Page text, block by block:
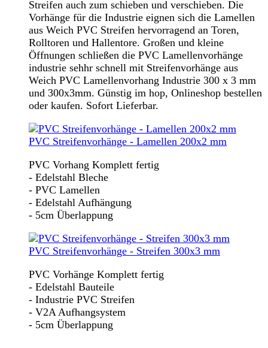
Streifen auch zum schieben und verschieben. Die
Vorhänge für die Industrie eignen sich die Lamellen
aus Weich PVC Streifen hervorragend an Toren,
Rolltoren und Hallentore. Großen und kleine
Öffnungen schließen die PVC Lamellenvorhänge
industrie sehhr schnell mit Streifenvorhänge aus
Weich PVC Lamellenvorhang Industrie 300 x 3 mm
und 300x3mm. Günstig im hop, Onlineshop bestellen
oder kaufen. Sofort Lieferbar.
PVC Streifenvorhänge - Lamellen 200x2 mm
PVC Vorhang Komplett fertig
- Edelstahl Bleche
- PVC Lamellen
- Edelstahl Aufhängung
- 5cm Überlappung
PVC Streifenvorhänge - Streifen 300x3 mm
PVC Vorhänge Komplett fertig
- Edelstahl Bauteile
- Industrie PVC Streifen
- V2A Aufhangsystem
- 5cm Überlappung